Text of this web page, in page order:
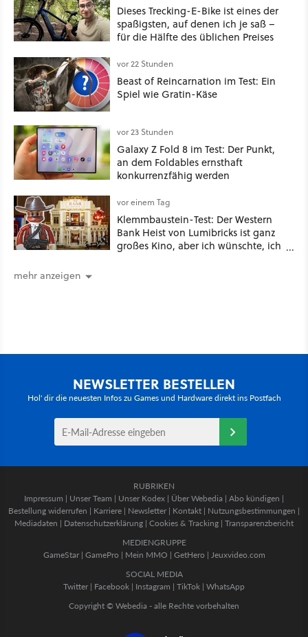
Dieses Trecking-E-Bike ist eines der
spaßigsten, auf denen ich je saß –
für die Hälfte des üblichen Preises
vor 22 Stunden
Beast of Reincarnation im Test: Ein
Spiel wie Gratin-Käse
vor 23 Stunden
Galaxy Z Fold 8 im Test: Der Punkt,
an dem Foldables ernsthaft
konkurrenzfähig werden
vor einem Tag
Klemmbaustein-Test: Der Western
Bank Heist von Lumibricks ist ganz
großes Kino, aber ich wünschte, ich
mehr anzeigen
NEWSLETTER BESTELLEN
Hol' dir die neuesten Infos zu Games und Hardware direkt ins Postfach
RUBRIKEN
Impressum | Unser Team | Unser Kodex | Über Webedia | Abo kündigen |
Bestellung widerrufen | Karriere | Newsletter | Kontakt | Nutzungsbestimmungen |
Mediadaten | Datenschutzerklärung | Cookies & Tracking | Transparenzbericht
MEDIENGRUPPE
GameStar| GamePro | Mein MMO | GetHero | Jeuxvideo.com
SOCIAL MEDIA
Twitter | Facebook | Instagram | TikTok | WhatsApp
Copyright © Webedia - alle Rechte vorbehalten